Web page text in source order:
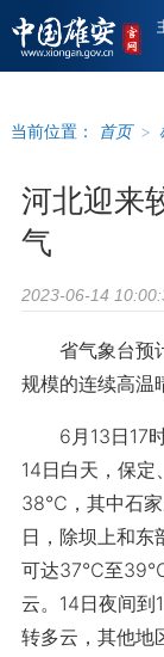
当前位置： 首页 >
河北迎来
气
2023-06-14
省气象台预计
规模的连续高温
6月13日17时
14日白天，保
38℃，其中石家
日，除坝上和东
可达37℃至39℃
云。14日夜间到
转多云，其他地